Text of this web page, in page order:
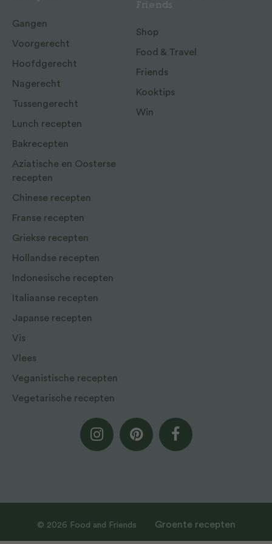
Gangen
Voorgerecht
Hoofdgerecht
Nagerecht
Tussengerecht
Lunch recepten
Bakrecepten
Aziatische en Oosterse
recepten
Chinese recepten
Franse recepten
Griekse recepten
Hollandse recepten
Indonesische recepten
Italiaanse recepten
Japanse recepten
Vis
Vlees
Veganistische recepten
Vegetarische recepten
Friends
Shop
Food & Travel
Friends
Kooktips
Win
© 2026 Food and Friends Groente recepten